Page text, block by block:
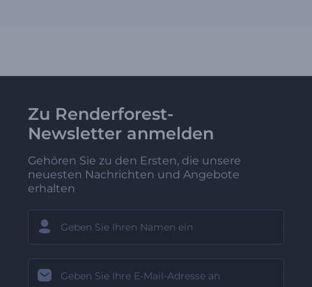
Zu Renderforest-
Newsletter anmelden
Gehören Sie zu den Ersten, die unsere
neuesten Nachrichten und Angebote
erhalten